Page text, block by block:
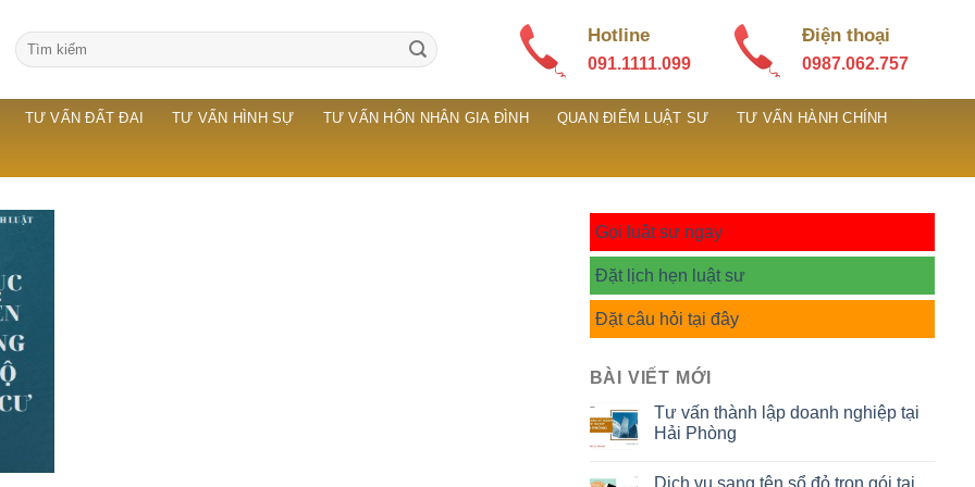
Hotline
091.1111.099
Điện thoại
0987.062.757
TƯ VẤN ĐẤT ĐAI TƯ VẤN HÌNH SỰ TƯ VẤN HÔN NHÂN GIA ĐÌNH QUAN ĐIỂM LUẬT SƯ TƯ VẤN HÀNH CHÍNH
Gọi luật sư ngay
Đặt lịch hẹn luật sư
Đặt câu hỏi tại đây
BÀI VIẾT MỚI
Tư vấn thành lập doanh nghiệp tại
Hải Phòng
Dịch vụ sang tên sổ đỏ trọn gói tại